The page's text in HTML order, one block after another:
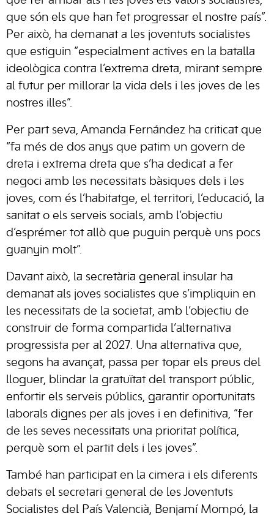
que són els que han fet progressar el nostre país”.
Per això, ha demanat a les joventuts socialistes
que estiguin “especialment actives en la batalla
ideològica contra l’extrema dreta, mirant sempre
al futur per millorar la vida dels i les joves de les
nostres illes”.
Per part seva, Amanda Fernández ha criticat que
“fa més de dos anys que patim un govern de
dreta i extrema dreta que s’ha dedicat a fer
negoci amb les necessitats bàsiques dels i les
joves, com és l’habitatge, el territori, l’educació, la
sanitat o els serveis socials, amb l’objectiu
d’esprémer tot allò que puguin perquè uns pocs
guanyin molt”.
Davant això, la secretària general insular ha
demanat als joves socialistes que s’impliquin en
les necessitats de la societat, amb l’objectiu de
construir de forma compartida l’alternativa
progressista per al 2027. Una alternativa que,
segons ha avançat, passa per topar els preus del
lloguer, blindar la gratuïtat del transport públic,
enfortir els serveis públics, garantir oportunitats
laborals dignes per als joves i en definitiva, “fer
de les seves necessitats una prioritat política,
perquè som el partit dels i les joves”.
També han participat en la cimera i els diferents
debats el secretari general de les Joventuts
Socialistes del País Valencià, Benjamí Mompó, la